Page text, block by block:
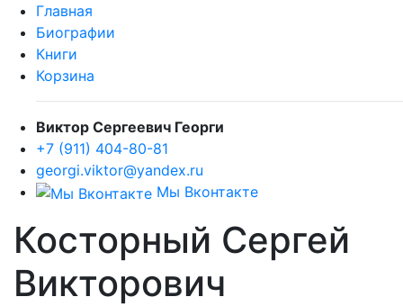
Главная
Биографии
Книги
Корзина
Виктор Сергеевич Георги
+7 (911) 404-80-81
georgi.viktor@yandex.ru
Мы Вконтакте
Косторный Сергей
Викторович